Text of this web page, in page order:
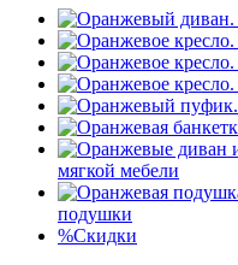
мягкой мебели
подушки
%Скидки